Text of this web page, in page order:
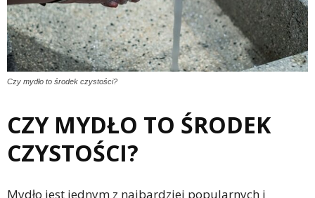
Czy mydło to środek czystości?
CZY MYDŁO TO ŚRODEK
CZYSTOŚCI?
Mydło jest jednym z najbardziej popularnych i